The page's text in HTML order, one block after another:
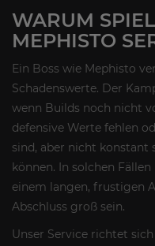
WARUM
MEPHISTO
Ein Boss wie Mephisto
Schadenswerte. Der
wenn Builds noch nicht
defensive Werte fehlen
sind, aber nicht konstant
können. In solchen
einem langen, frustigen
Abschluss groß sein.
Unser Service richtet